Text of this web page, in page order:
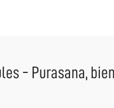
- Purasana,